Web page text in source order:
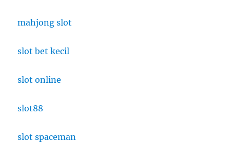
mahjong slot
slot bet kecil
slot online
slot88
slot spaceman